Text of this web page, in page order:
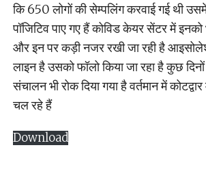
कि 650 लोगों की सेम्पलिंग करवाई गई थी
पॉजिटिव पाए गए हैं कोविड केयर सेंटर में इनको
और इन पर कड़ी नजर रखी जा रही है
लाइन है उसको फॉलो किया जा रहा है कुछ
संचालन भी रोक दिया गया है वर्तमान में
चल रहे हैं
Download